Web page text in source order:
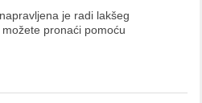
je radi lakšeg
pronaći pomoću